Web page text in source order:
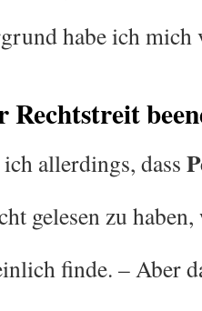
habe ich mich
Rechtstreit
allerdings, dass
gelesen zu
finde. – Aber